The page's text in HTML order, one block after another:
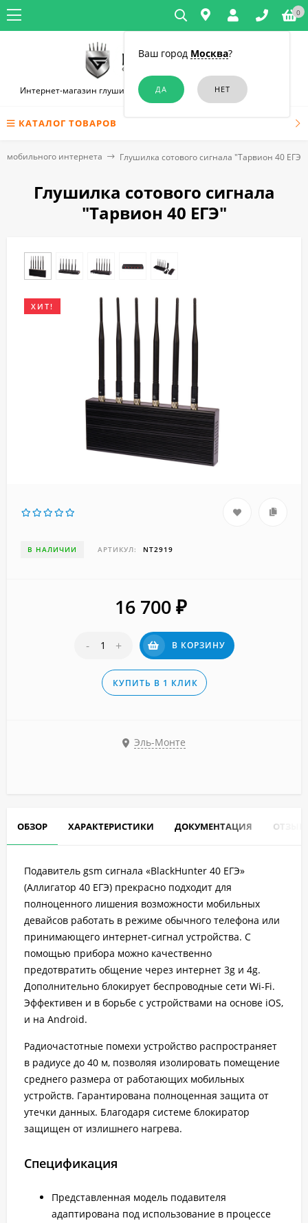
Ваш город Москва?
0
Интернет-магазин глушилок связи и диктофонов в Симферополе
КАТАЛОГ ТОВАРОВ
мобильного интернета Глушилка сотового сигнала "Тарвион ​40 ЕГЭ"
Глушилка сотового сигнала
"Тарвион ​40 ЕГЭ"
ХИТ!
В НАЛИЧИИ АРТИКУЛ: NT2919
16 700 ₽
- + В КОРЗИНУ
КУПИТЬ В 1 КЛИК
Эль-Монте
ОБЗОР ХАРАКТЕРИСТИКИ ДОКУМЕНТАЦИЯ
Подавитель gsm сигнала «BlackHunter 40 ЕГЭ»
(Аллигатор 40 ЕГЭ) прекрасно подходит для
полноценного лишения возможности мобильных
девайсов работать в режиме обычного телефона или
принимающего интернет-сигнал устройства. С
помощью прибора можно качественно
предотвратить общение через интернет 3g и 4g.
Дополнительно блокирует беспроводные сети Wi-Fi.
Эффективен и в борьбе с устройствами на основе iOS,
и на Android.
Радиочастотные помехи устройство распространяет
в радиусе до 40 м, позволяя изолировать помещение
среднего размера от работающих мобильных
устройств. Гарантирована полноценная защита от
утечки данных. Благодаря системе блокиратор
защищен от излишнего нагрева.
Спецификация
Представленная модель подавителя
адаптирована под использование в процессе